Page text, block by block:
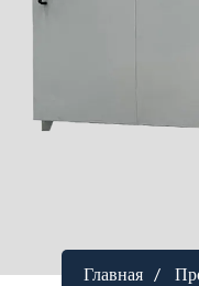
Главная